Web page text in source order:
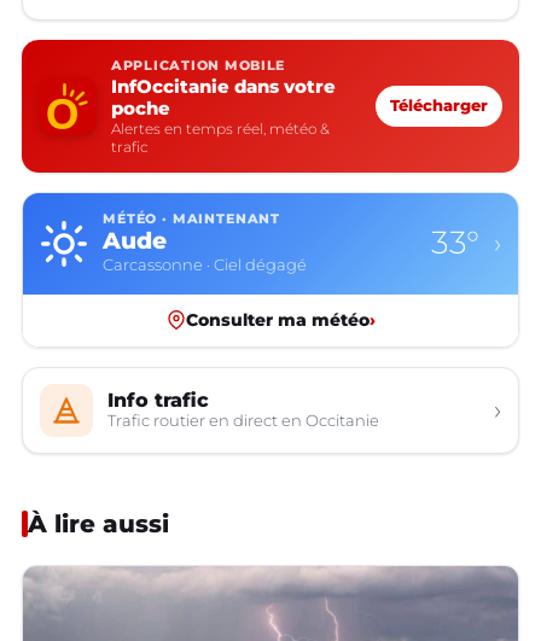
APPLICATION MOBILE
InfOccitanie dans votre
poche
Alertes en temps réel, météo &
trafic
Télécharger
MÉTÉO · MAINTENANT
Aude
Carcassonne · Ciel dégagé
33° ›
Consulter ma météo›
Info trafic
Trafic routier en direct en Occitanie ›
À lire aussi